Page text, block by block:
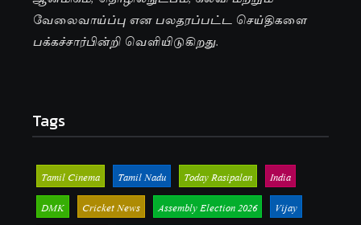
வேலைவாய்ப்பு என பலதரப்பட்ட செய்திகளை
பக்கச்சார்பின்றி வெளியிடுகிறது.
Tags
Tamil Cinema Tamil Nadu Today Rasipalan
India
DMK
Cricket News Assembly Election 2026
Vijay